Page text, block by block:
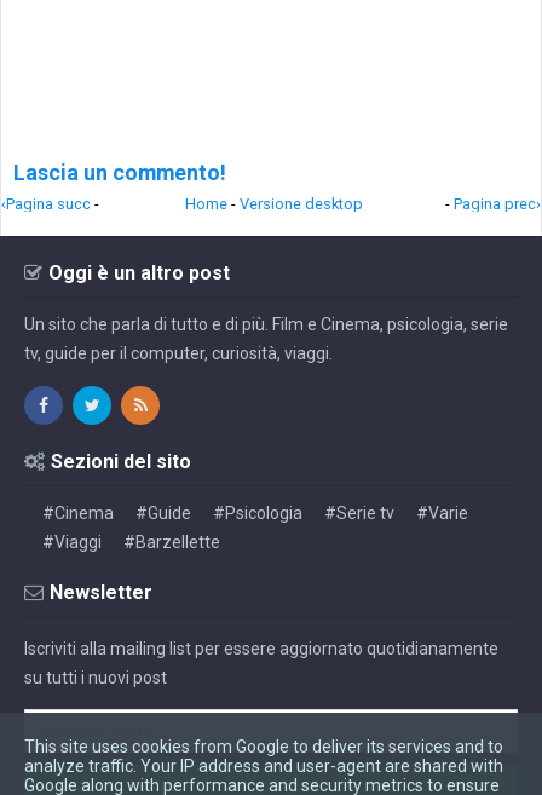
Lascia un commento!
‹Pagina succ - - Pagina prec›
Home - Versione desktop
Oggi è un altro post
Un sito che parla di tutto e di più. Film e Cinema, psicologia, serie
tv, guide per il computer, curiosità, viaggi.
Sezioni del sito
#Cinema #Guide #Psicologia #Serie tv
#Varie
#Viaggi
#Barzellette
Newsletter
Iscriviti alla mailing list per essere aggiornato quotidianamente
su tutti i nuovi post
This site uses cookies from Google to deliver its services and to
analyze traffic. Your IP address and user-agent are shared with
Google along with performance and security metrics to ensure